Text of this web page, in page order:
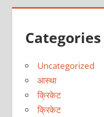
Categories
Uncategorized
आस्था
क्रिकेट
क्रिकेट